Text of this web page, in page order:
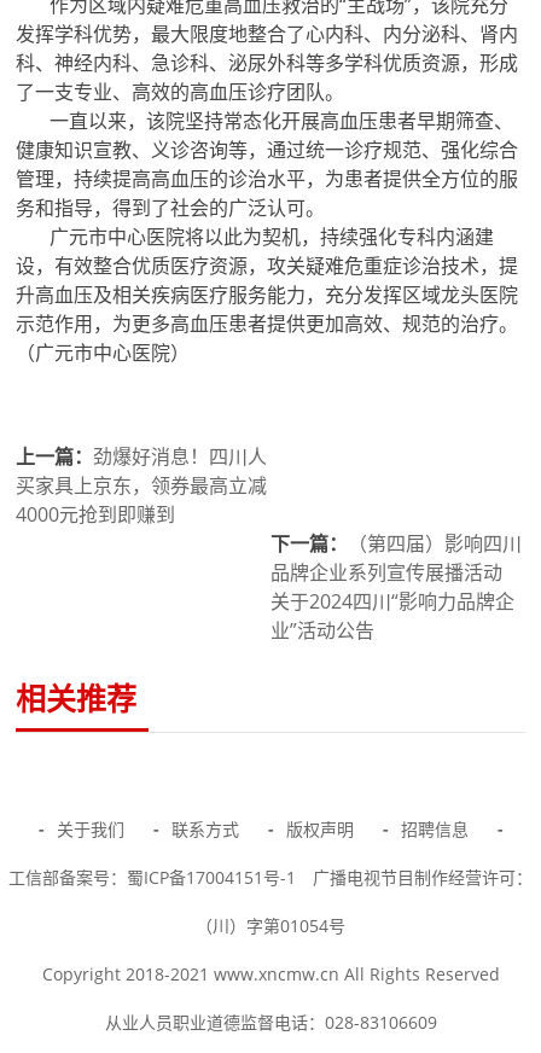
发挥学科优势，最大限度地整合了心内科、内分泌科、肾内
科、神经内科、急诊科、泌尿外科等多学科优质资源，形成
了一支专业、高效的高血压诊疗团队。
一直以来，该院坚持常态化开展高血压患者早期筛查、
健康知识宣教、义诊咨询等，通过统一诊疗规范、强化综合
管理，持续提高高血压的诊治水平，为患者提供全方位的服
务和指导，得到了社会的广泛认可。
广元市中心医院将以此为契机，持续强化专科内涵建
设，有效整合优质医疗资源，攻关疑难危重症诊治技术，提
升高血压及相关疾病医疗服务能力，充分发挥区域龙头医院
示范作用，为更多高血压患者提供更加高效、规范的治疗。
（广元市中心医院）
上一篇： 劲爆好消息！四川人
买家具上京东，领券最高立减
4000元抢到即赚到
下一篇：
（第四届）影响四川
品牌企业系列宣传展播活动
关于2024四川“影响力品牌企
业”活动公告
相关推荐
- 关于我们 - 联系方式 - 版权声明 - 招聘信息 -
工信部备案号：蜀ICP备17004151号-1 广播电视节目制作经营许可：
（川）字第01054号
Copyright 2018-2021 www.xncmw.cn All Rights Reserved
从业人员职业道德监督电话：028-83106609